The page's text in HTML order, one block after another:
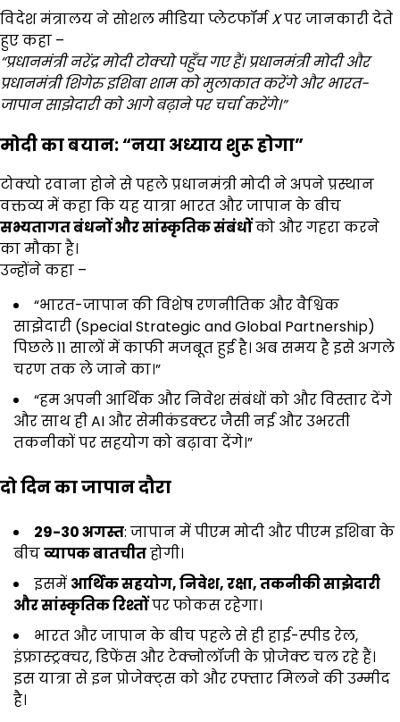
विदेश मंत्रालय ने सोशल मीडिया प्लेटफॉर्मXपर जानकारी देते
हुए कहा –
“प्रधानमंत्री नरेंद्र मोदी टोक्यो पहुँच गए हैं। प्रधानमंत्री मोदी और
प्रधानमंत्री शिगेरु इशिबा शाम को मुलाकात करेंगे और भारत-
जापान साझेदारी को आगे बढ़ाने पर चर्चा करेंगे।”
मोदी का बयान: “नया अध्याय शुरू होगा”
टोक्यो रवाना होने से पहले प्रधानमंत्री मोदी ने अपने प्रस्थान
वक्तव्य में कहा कि यह यात्रा भारत और जापान के बीच
सभ्यतागत बंधनों और सांस्कृतिक संबंधोंको और गहरा करने
का मौका है।
उन्होंने कहा –
“भारत-जापान की विशेष रणनीतिक और वैश्विक
साझेदारी (Special Strategic and Global Partnership)
पिछले 11 सालों में काफी मजबूत हुई है। अब समय है इसे अगले
चरण तक ले जाने का।”
“हम अपनी आर्थिक और निवेश संबंधों को और विस्तार देंगे
और साथ ही AI और सेमीकंडक्टर जैसी नई और उभरती
तकनीकों पर सहयोग को बढ़ावा देंगे।”
दो दिन का जापान दौरा
29-30अगस्त: जापान में पीएम मोदी और पीएम इशिबा के
बीचव्यापक बातचीतहोगी।
इसमें आर्थिक सहयोग,निवेश,रक्षा,तकनीकी साझेदारी
और सांस्कृतिक रिश्तोंपर फोकस रहेगा।
भारत और जापान के बीच पहले से ही हाई-स्पीड रेल,
इंफ्रास्ट्रक्चर, डिफेंस और टेक्नोलॉजी के प्रोजेक्ट चल रहे हैं।
इस यात्रा से इन प्रोजेक्ट्स को और रफ्तार मिलने की उम्मीद
है।